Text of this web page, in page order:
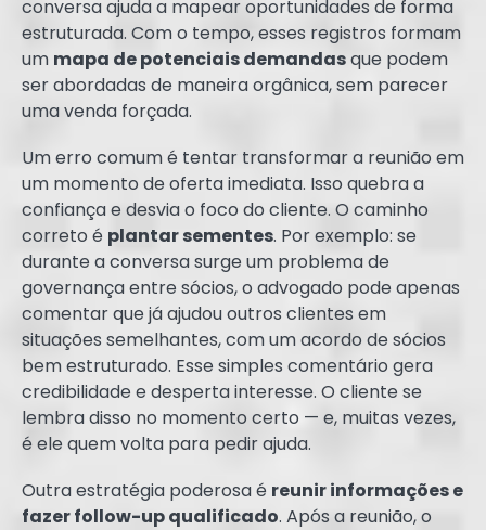
conversa ajuda a mapear oportunidades de forma
estruturada. Com o tempo, esses registros formam
um mapa de potenciais demandasque podem
ser abordadas de maneira orgânica, sem parecer
uma venda forçada.
Um erro comum é tentar transformar a reunião em
um momento de oferta imediata. Isso quebra a
confiança e desvia o foco do cliente. O caminho
correto é plantar sementes. Por exemplo: se
durante a conversa surge um problema de
governança entre sócios, o advogado pode apenas
comentar que já ajudou outros clientes em
situações semelhantes, com um acordo de sócios
bem estruturado. Esse simples comentário gera
credibilidade e desperta interesse. O cliente se
lembra disso no momento certo — e, muitas vezes,
é ele quem volta para pedir ajuda.
Outra estratégia poderosa é reunir informações e
fazer follow-up qualificado. Após a reunião, o